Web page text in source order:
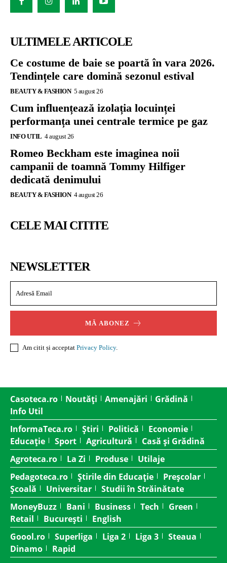
ULTIMELE ARTICOLE
Ce costume de baie se poartă în vara 2026.
Tendințele care domină sezonul estival
BEAUTY & FASHION 5 august 26
Cum influențează izolația locuinței
performanța unei centrale termice pe gaz
INFO UTIL 4 august 26
Romeo Beckham este imaginea noii
campanii de toamnă Tommy Hilfiger
dedicată denimului
BEAUTY & FASHION 4 august 26
CELE MAI CITITE
NEWSLETTER
MĂ ABONEZ
Am citit și acceptat Privacy Policy.
Casoteca.ro Noutăți Amenajări
Grădină
Info Util
InformaTeca.ro
Știri Politică
Economie
Educație
Sport Agricultură
Casă și Grădină
Agroteca.ro
La Zi Produse
Utilaje
Pedagoteca.ro
Știrile din Educație
Preșcolar
Școală
Universitar
Studii în Străinătate
MoneyBuzz
Bani Business Tech
Green
Retail
București
English
Goool.ro
Superliga Liga 2 Liga 3
Steaua
Dinamo
Rapid